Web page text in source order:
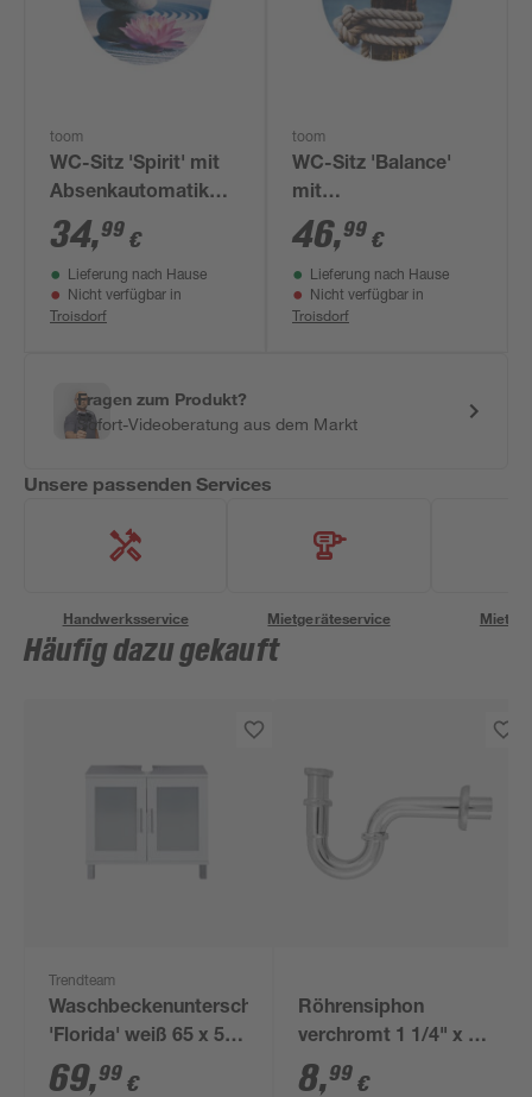
toom
WC-Sitz 'Spirit' mit
Absenkautomatik
Kunststoff
34,99 €
Lieferung nach Hause
Nicht verfügbar in
Troisdorf
toom
WC-Sitz 'Balance'
mit
Absenkautomatik
Duroplast
46,99 €
Lieferung nach Hause
Nicht verfügbar in
Troisdorf
Fragen zum Produkt?
Sofort-Videoberatung aus dem Markt
Unsere passenden Services
Handwerksservice Mietgeräteservice
Häufig dazu gekauft
Trendteam
Waschbeckenunterschrank
'Florida' weiß 65 x 56
x 33 cm
69,99 €
Röhrensiphon
verchromt 1 1/4" x 32
mm
8,99 €